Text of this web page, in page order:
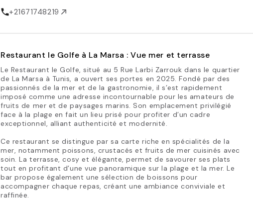
+21671748219
Restaurant le Golfe à La Marsa : Vue mer et terrasse
Le Restaurant le Golfe, situé au 5 Rue Larbi Zarrouk dans le quartier
de La Marsa à Tunis, a ouvert ses portes en 2025. Fondé par des
passionnés de la mer et de la gastronomie, il s’est rapidement
imposé comme une adresse incontournable pour les amateurs de
fruits de mer et de paysages marins. Son emplacement privilégié
face à la plage en fait un lieu prisé pour profiter d’un cadre
exceptionnel, alliant authenticité et modernité.
Ce restaurant se distingue par sa carte riche en spécialités de la
mer, notamment poissons, crustacés et fruits de mer cuisinés avec
soin. La terrasse, cosy et élégante, permet de savourer ses plats
tout en profitant d’une vue panoramique sur la plage et la mer. Le
bar propose également une sélection de boissons pour
accompagner chaque repas, créant une ambiance conviviale et
raffinée.